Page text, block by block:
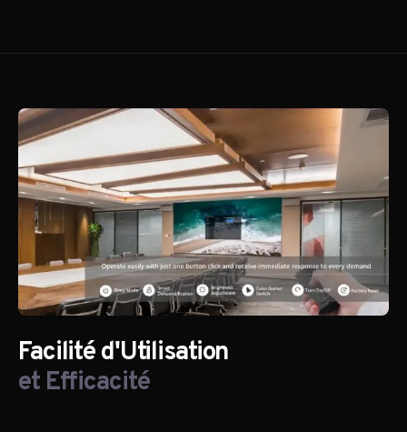
Facilité d'Utilisation
et Efficacité